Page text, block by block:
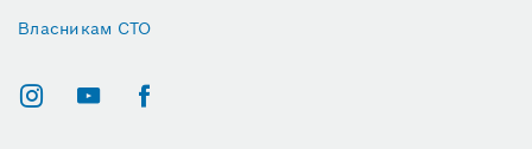
Власникам СТО